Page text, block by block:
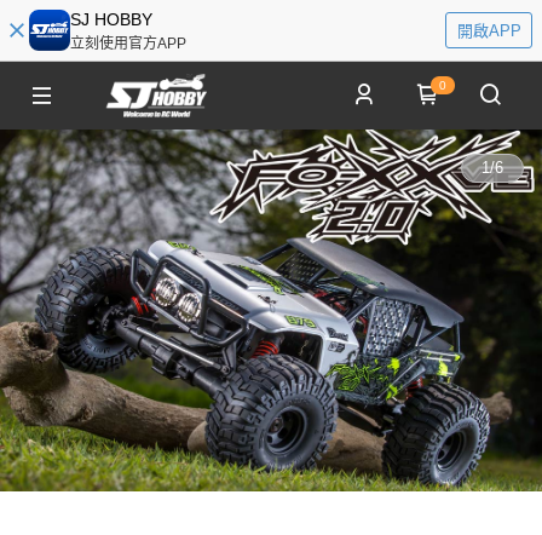
SJ HOBBY
立刻使用官方APP
開啟APP
0
1/6